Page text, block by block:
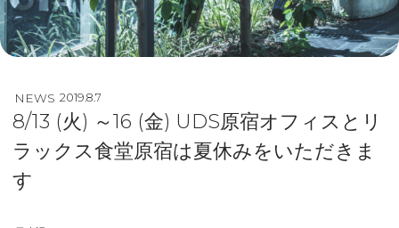
NEWS 2019.8.7
8/13 (火) ～16 (金) UDS原宿オフィスとリ
ラックス食堂原宿は夏休みをいただきま
す